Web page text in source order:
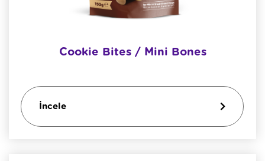
Cookie Bites / Mini Bones
İncele